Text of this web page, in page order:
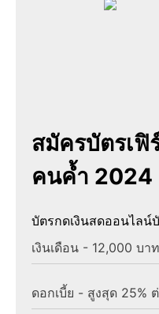
สมัครบัตรเฟิ
คนค้ำ 2024
บัตรกดเงินสดออนไลน์
เงินเดือน - 12,000 บา
ดอกเบี้ย - สูงสุด 25%